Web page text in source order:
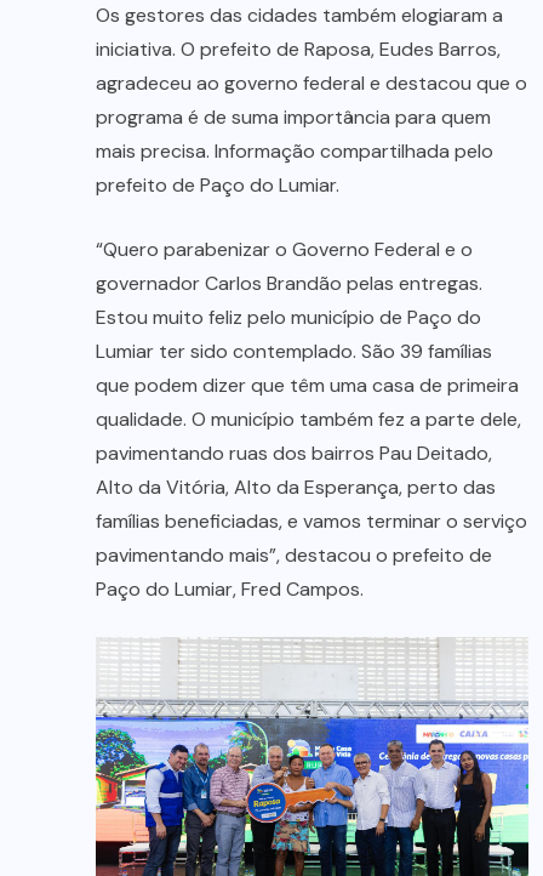
Os gestores das cidades também elogiaram a
iniciativa. O prefeito de Raposa, Eudes Barros,
agradeceu ao governo federal e destacou que o
programa é de suma importância para quem
mais precisa. Informação compartilhada pelo
prefeito de Paço do Lumiar.
“Quero parabenizar o Governo Federal e o
governador Carlos Brandão pelas entregas.
Estou muito feliz pelo município de Paço do
Lumiar ter sido contemplado. São 39 famílias
que podem dizer que têm uma casa de primeira
qualidade. O município também fez a parte dele,
pavimentando ruas dos bairros Pau Deitado,
Alto da Vitória, Alto da Esperança, perto das
famílias beneficiadas, e vamos terminar o serviço
pavimentando mais”, destacou o prefeito de
Paço do Lumiar, Fred Campos.